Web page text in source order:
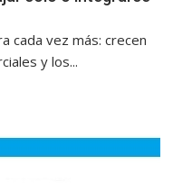
cada vez más: crecen
y los...